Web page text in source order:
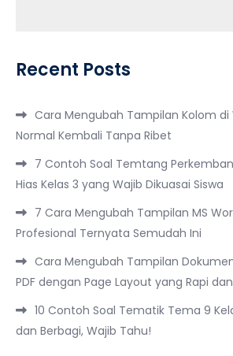
Recent Posts
Cara Mengubah Tampilan Kolom di
Normal Kembali Tanpa Ribet
7 Contoh Soal Temtang
Hias Kelas 3 yang Wajib Dikuasai Siswa
7 Cara Mengubah Tampilan MS
Profesional Ternyata Semudah Ini
Cara Mengubah Tampilan
PDF dengan Page Layout yang Rapi
10 Contoh Soal Tematik Tema 9
dan Berbagi, Wajib Tahu!